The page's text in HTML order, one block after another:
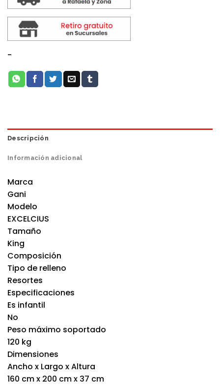
-
Descripción
Información adicional
Marca
Gani
Modelo
EXCELCIUS
Tamaño
King
Composición
Tipo de relleno
Resortes
Especificaciones
Es infantil
No
Peso máximo soportado
120 kg
Dimensiones
Ancho x Largo x Altura
160 cm x 200 cm x 37 cm